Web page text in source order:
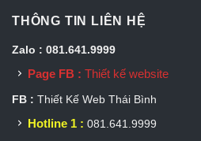
THÔNG TIN LIÊN HỆ
Zalo : 081.641.9999
Page FB : Thiết kế website
FB : Thiết Kế Web Thái Bình
Hotline 1 : 081.641.9999